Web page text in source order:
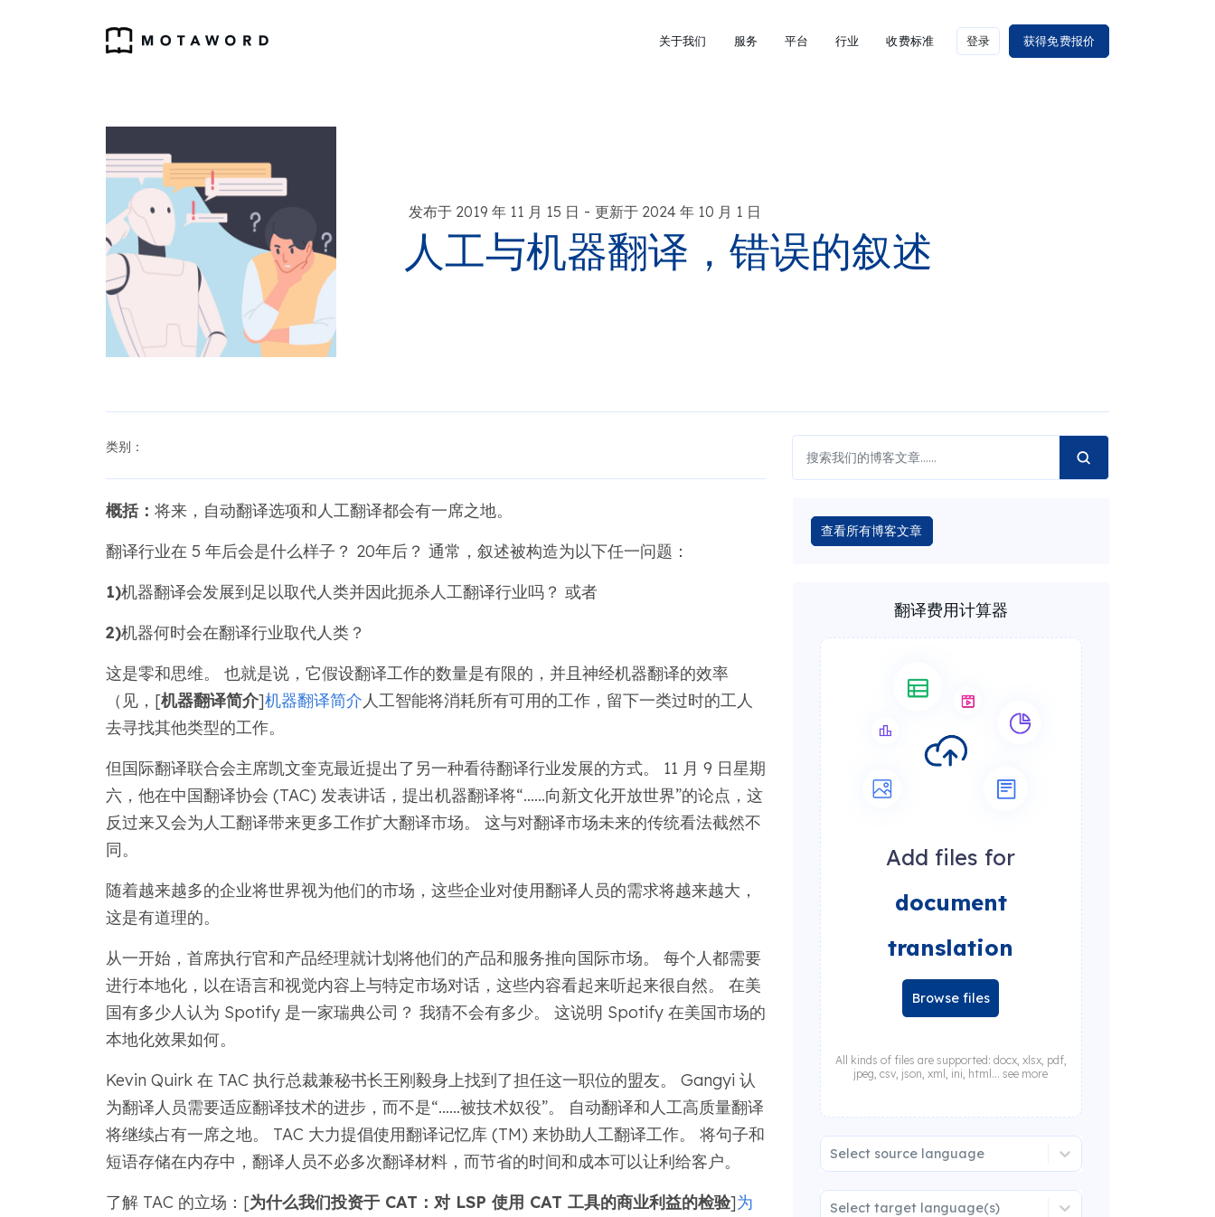
关于我们 服务 平台 行业 收费标准 登录 获得免费报价
发布于 2019 年 11 月 15 日 - 更新于 2024 年 10 月 1 日
人工与机器翻译，错误的叙述
类别：
概括： 将来，自动翻译选项和人工翻译都会有一席之地。
翻译行业在 5 年后会是什么样子？ 20年后？ 通常，叙述被构造为以下任一问题：
1)机器翻译会发展到足以取代人类并因此扼杀人工翻译行业吗？ 或者
2)机器何时会在翻译行业取代人类？
这是零和思维。 也就是说，它假设翻译工作的数量是有限的，并且神经机器翻译的效率
（见，[机器翻译简介]机器翻译简介人工智能将消耗所有可用的工作，留下一类过时的工人
去寻找其他类型的工作。
但国际翻译联合会主席凯文奎克最近提出了另一种看待翻译行业发展的方式。 11 月 9 日星期
六，他在中国翻译协会 (TAC) 发表讲话，提出机器翻译将“……向新文化开放世界”的论点，这
反过来又会为人工翻译带来更多工作扩大翻译市场。 这与对翻译市场未来的传统看法截然不
同。
随着越来越多的企业将世界视为他们的市场，这些企业对使用翻译人员的需求将越来越大，
这是有道理的。
从一开始，首席执行官和产品经理就计划将他们的产品和服务推向国际市场。 每个人都需要
进行本地化，以在语言和视觉内容上与特定市场对话，这些内容看起来听起来很自然。 在美
国有多少人认为 Spotify 是一家瑞典公司？ 我猜不会有多少。 这说明 Spotify 在美国市场的
本地化效果如何。
Kevin Quirk 在 TAC 执行总裁兼秘书长王刚毅身上找到了担任这一职位的盟友。 Gangyi 认
为翻译人员需要适应翻译技术的进步，而不是“……被技术奴役”。 自动翻译和人工高质量翻译
将继续占有一席之地。 TAC 大力提倡使用翻译记忆库 (TM) 来协助人工翻译工作。 将句子和
短语存储在内存中，翻译人员不必多次翻译材料，而节省的时间和成本可以让利给客户。
了解 TAC 的立场：[为什么我们投资于 CAT：对 LSP 使用 CAT 工具的商业利益的检验]为
查看所有博客文章
翻译费用计算器
Add files for
document
translation
Browse files
All kinds of files are supported: docx, xlsx, pdf,
jpeg, csv, json, xml, ini, html... see more
Select source language
Select target language(s)